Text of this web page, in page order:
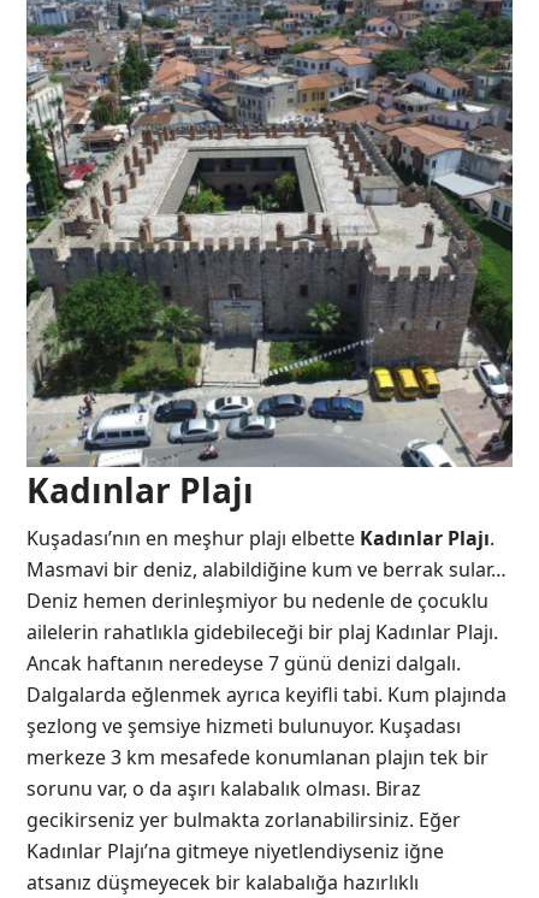
Kadınlar Plajı
Kuşadası’nın en meşhur plajı elbette Kadınlar Plajı.
Masmavi bir deniz, alabildiğine kum ve berrak sular…
Deniz hemen derinleşmiyor bu nedenle de çocuklu
ailelerin rahatlıkla gidebileceği bir plaj Kadınlar Plajı.
Ancak haftanın neredeyse 7 günü denizi dalgalı.
Dalgalarda eğlenmek ayrıca keyifli tabi. Kum plajında
şezlong ve şemsiye hizmeti bulunuyor. Kuşadası
merkeze 3 km mesafede konumlanan plajın tek bir
sorunu var, o da aşırı kalabalık olması. Biraz
gecikirseniz yer bulmakta zorlanabilirsiniz. Eğer
Kadınlar Plajı’na gitmeye niyetlendiyseniz iğne
atsanız düşmeyecek bir kalabalığa hazırlıklı